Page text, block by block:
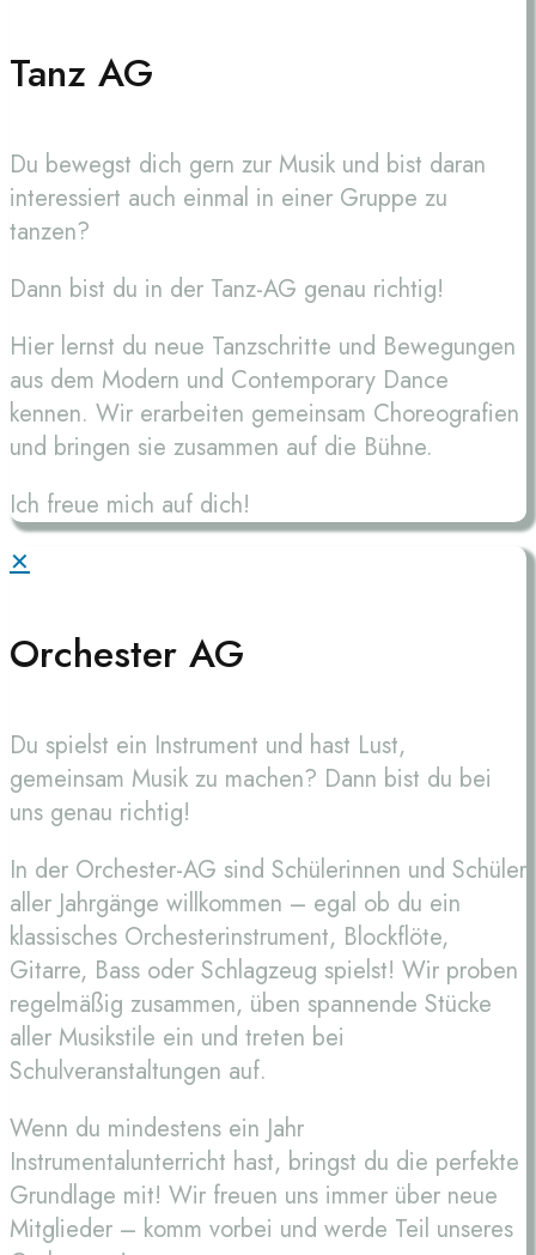
Tanz AG
Du bewegst dich gern zur Musik und bist daran
interessiert auch einmal in einer Gruppe zu
tanzen?
Dann bist du in der Tanz-AG genau richtig!
Hier lernst du neue Tanzschritte und Bewegungen
aus dem Modern und Contemporary Dance
kennen. Wir erarbeiten gemeinsam Choreografien
und bringen sie zusammen auf die Bühne.
Ich freue mich auf dich!
✕
Orchester AG
Du spielst ein Instrument und hast Lust,
gemeinsam Musik zu machen? Dann bist du bei
uns genau richtig!
In der Orchester-AG sind Schülerinnen und Schüler
aller Jahrgänge willkommen – egal ob du ein
klassisches Orchesterinstrument, Blockflöte,
Gitarre, Bass oder Schlagzeug spielst! Wir proben
regelmäßig zusammen, üben spannende Stücke
aller Musikstile ein und treten bei
Schulveranstaltungen auf.
Wenn du mindestens ein Jahr
Instrumentalunterricht hast, bringst du die perfekte
Grundlage mit! Wir freuen uns immer über neue
Mitglieder – komm vorbei und werde Teil unseres